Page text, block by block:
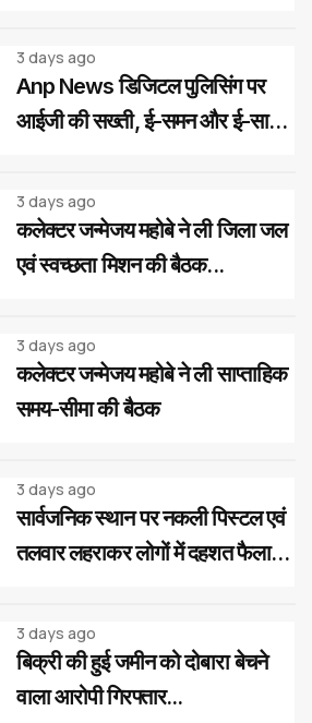
3 days ago
Anp News डिजिटल पुलिसिंग पर
आईजी की सख्ती, ई-समन और ई-साक्ष्य
3 days ago
कलेक्टर जन्मेजय महोबे ने ली जिला जल
एवं स्वच्छता मिशन की बैठक...
3 days ago
कलेक्टर जन्मेजय महोबे ने ली साप्ताहिक
समय-सीमा की बैठक
3 days ago
सार्वजनिक स्थान पर नकली पिस्टल एवं
तलवार लहराकर लोगों में दहशत फैलाने
3 days ago
बिक्री की हुई जमीन को दोबारा बेचने
वाला आरोपी गिरफ्तार...